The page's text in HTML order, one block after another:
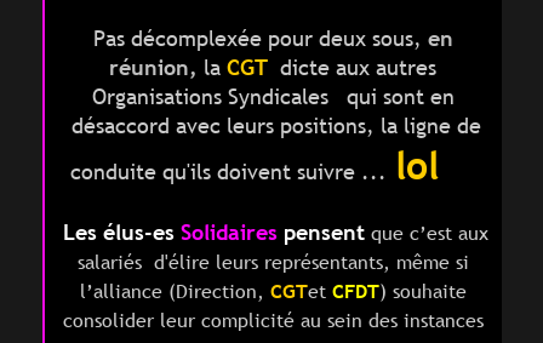
Pas décomplexée pour deux sous, en
réunion, la CGT dicte aux autres
Organisations Syndicales qui sont en
désaccord avec leurs positions, la ligne de
conduite qu'ils doivent suivre ... lol
Les élus-es Solidaires pensent que c’est aux
salariés d'élire leurs représentants, même si
l’alliance (Direction, CGTet CFDT) souhaite
consolider leur complicité au sein des instances